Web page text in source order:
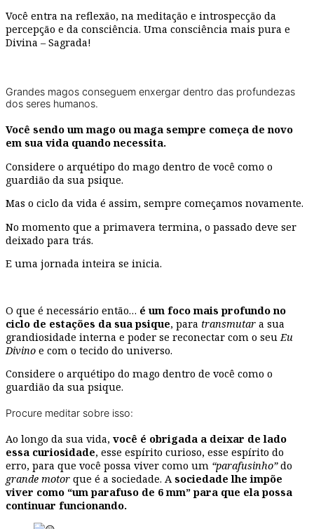
Você entra na reflexão, na meditação e introspecção da
percepção e da consciência. Uma consciência mais pura e
Divina – Sagrada!
Grandes magos conseguem enxergar dentro das profundezas
dos seres humanos.
Você sendo um mago ou maga sempre começa de novo
em sua vida quando necessita.
Considere o arquétipo do mago dentro de você como o
guardião da sua psique.
Mas o ciclo da vida é assim, sempre começamos novamente.
No momento que a primavera termina, o passado deve ser
deixado para trás.
E uma jornada inteira se inicia.
O que é necessário então… é um foco mais profundo no
ciclo de estações da sua psique, para transmutar a sua
grandiosidade interna e poder se reconectar com o seu Eu
Divino e com o tecido do universo.
Considere o arquétipo do mago dentro de você como o
guardião da sua psique.
Procure meditar sobre isso:
Ao longo da sua vida, você é obrigada a deixar de lado
essa curiosidade, esse espírito curioso, esse espírito do
erro, para que você possa viver como um “parafusinho”do
grande motor que é a sociedade. Asociedade lhe impõe
viver como “um parafuso de 6 mm” para que ela possa
continuar funcionando.